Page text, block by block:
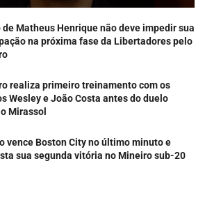
de Matheus Henrique não deve impedir sua
na próxima fase da Libertadores pelo
realiza primeiro treinamento com os
Wesley e João Costa antes do duelo
Mirassol
vence Boston City no último minuto e
sua segunda vitória no Mineiro sub-20